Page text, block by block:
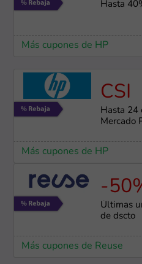
Hasta
Más cupones de HP
CSI
Hasta 24
Mercado
Más cupones de HP
-
Últimas
de dscto
Más cupones de Reuse